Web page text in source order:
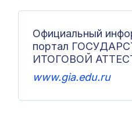
Официальный
портал
ИТОГОВОЙ
www.gia.edu.ru